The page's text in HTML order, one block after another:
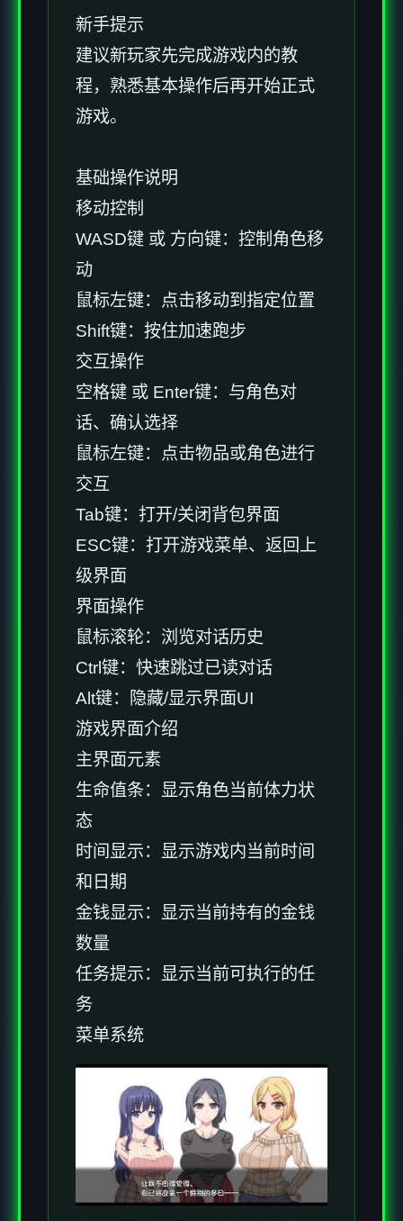
新手提示
建议新玩家先完成游戏内的教
程，熟悉基本操作后再开始正式
游戏。
基础操作说明
移动控制
WASD键 或 方向键：控制角色移
动
鼠标左键：点击移动到指定位置
Shift键：按住加速跑步
交互操作
空格键 或 Enter键：与角色对
话、确认选择
鼠标左键：点击物品或角色进行
交互
Tab键：打开/关闭背包界面
ESC键：打开游戏菜单、返回上
级界面
界面操作
鼠标滚轮：浏览对话历史
Ctrl键：快速跳过已读对话
Alt键：隐藏/显示界面UI
游戏界面介绍
主界面元素
生命值条：显示角色当前体力状
态
时间显示：显示游戏内当前时间
和日期
金钱显示：显示当前持有的金钱
数量
任务提示：显示当前可执行的任
务
菜单系统